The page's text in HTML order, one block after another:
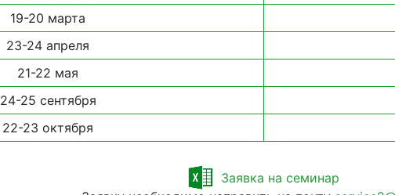
19-20 марта
23-24 апреля
21-22 мая
24-25 сентября
22-23 октября
Заявка на семинар